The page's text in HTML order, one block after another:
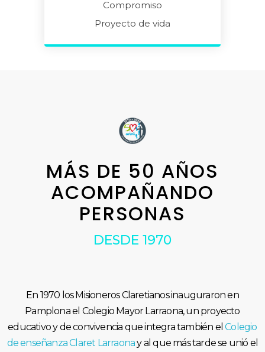
Compromiso
Proyecto de vida
MÁS DE 50 AÑOS
ACOMPAÑANDO
PERSONAS
DESDE 1970
En 1970 los Misioneros Claretianos inauguraron en
Pamplona el Colegio Mayor Larraona, un proyecto
educativo y de convivencia que integra también elColegio
de enseñanza Claret Larraonay al que más tarde se unió el